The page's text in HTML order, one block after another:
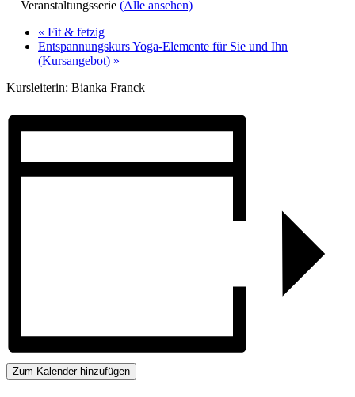
Veranstaltungsserie (Alle ansehen)
« Fit & fetzig
Entspannungskurs Yoga-Elemente für Sie und Ihn
(Kursangebot) »
Kursleiterin: Bianka Franck
Zum Kalender hinzufügen